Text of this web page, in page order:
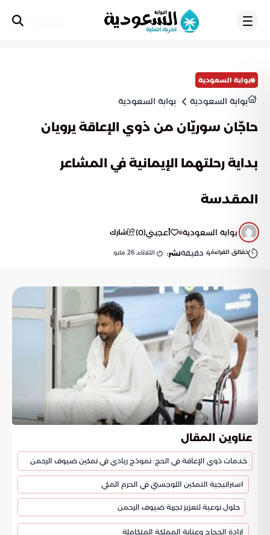
بوابة السعودية
بوابة السعودية بوابة السعودية
حاجّان سوريّان من ذوي الإعاقة يرويان
بداية رحلتهما الإيمانية في المشاعر
المقدسة
بوابة السعودية أعجبني(
0
) شارك
دقائق القراءة4 دقيقةنشر: الثلاثاء, 26 مايو
عناوين المقال
خدمات ذوي الإعاقة في الحج: نموذج ريادي في تمكين ضيوف الرحمن
استراتيجية التمكين اللوجستي في الحرم المكي
حلول نوعية لتعزيز تجربة ضيوف الرحمن
إرادة الحجاج وعناية المملكة المتكاملة